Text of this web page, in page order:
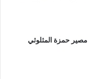
حمزة المثلوثي